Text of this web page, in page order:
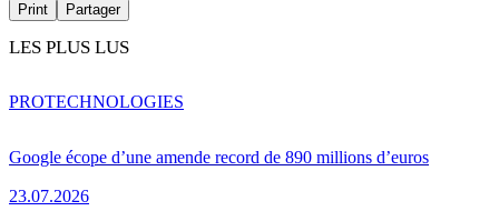
Print Partager
LES PLUS LUS
Google écope d’une amende record de 890 millions d’euros
23.07.2026
PROTECHNOLOGIES